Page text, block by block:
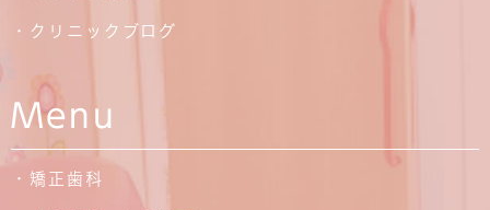
・クリニックブログ
Menu
・矯正歯科